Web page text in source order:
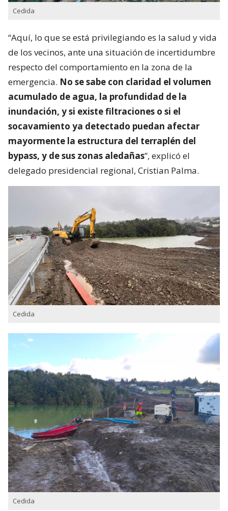
Cedida
“Aquí, lo que se está privilegiando es la salud y vida
de los vecinos, ante una situación de incertidumbre
respecto del comportamiento en la zona de la
emergencia. No se sabe con claridad el volumen
acumulado de agua, la profundidad de la
inundación, y si existe filtraciones o si el
socavamiento ya detectado puedan afectar
mayormente la estructura del terraplén del
bypass, y de sus zonas aledañas”, explicó el
delegado presidencial regional, Cristian Palma.
Cedida
Cedida